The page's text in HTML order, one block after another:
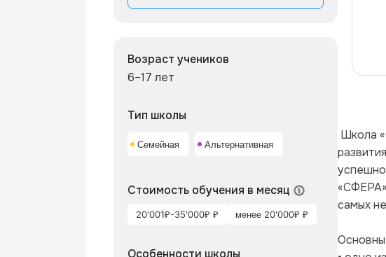
Возраст учеников
6–17 лет
Тип школы
Семейная Альтернативная
Стоимость обучения в месяц
20'001₽-35'000₽ ₽ менее 20'000₽ ₽
Особенности школы
самых